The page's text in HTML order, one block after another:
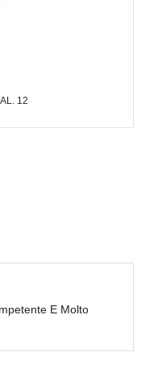
12
E Molto